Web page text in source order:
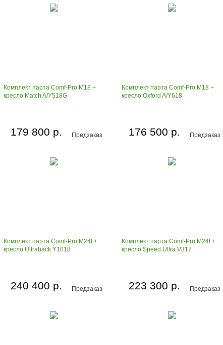
Комплект парта Comf-Pro M18 +
кресло Match A/Y518G
Предзаказ
179 800 р.
Комплект парта Comf-Pro M18 +
кресло Oxford A/Y618
Предзаказ
176 500 р.
Комплект парта Comf-Pro M24l +
кресло Ultraback Y1018
Предзаказ
240 400 р.
Комплект парта Comf-Pro M24l +
кресло Speed Ultra V317
Предзаказ
223 300 р.